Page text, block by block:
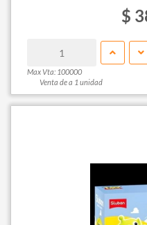
$
Max Vta: 100000
Venta de a 1 unidad